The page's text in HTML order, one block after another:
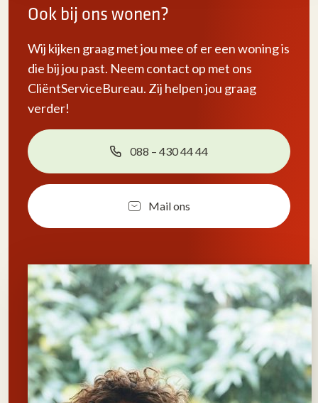
Ook bij ons wonen?
Wij kijken graag met jou mee of er een woning is
die bij jou past. Neem contact op met ons
CliëntServiceBureau. Zij helpen jou graag
verder!
088 – 430 44 44
Mail ons